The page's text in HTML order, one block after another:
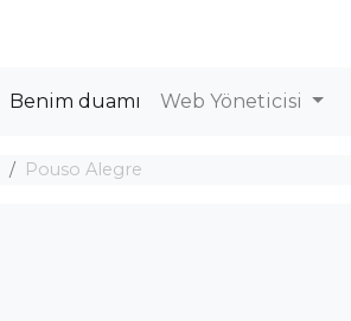
Benim duamı Web Yöneticisi
Pouso Alegre